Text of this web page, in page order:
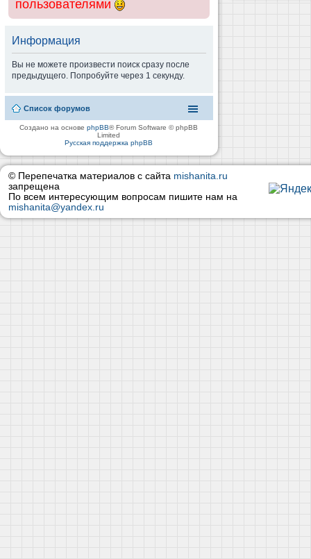
пользователями
Информация
Вы не можете произвести поиск сразу после
предыдущего. Попробуйте через 1 секунду.
Список форумов
Создано на основеphpBB® Forum Software © phpBB
Limited
Русская поддержка phpBB
© Перепечатка материалов с сайта mishanita.ru
запрещена
По всем интересующим вопросам пишите нам на
mishanita@yandex.ru